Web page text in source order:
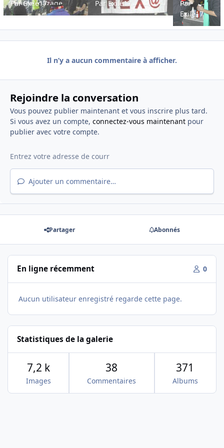
charge, gazage
inouï
ParExilé17
ParExilé17
une
voiture
bar."
Par
Exilé17
Il n’y a aucun commentaire à afficher.
Rejoindre la conversation
Vous pouvez publier maintenant et vous inscrire plus tard.
Si vous avez un compte, connectez-vous maintenantpour
publier avec votre compte.
Ajouter un commentaire…
Partager Abonnés
En ligne récemment 0
Aucun utilisateur enregistré regarde cette page.
Statistiques de la galerie
Images
7,2 k
Commentaires
38
Albums
371